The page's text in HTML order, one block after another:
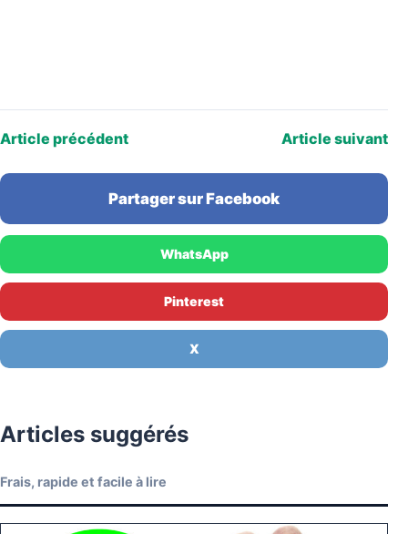
Article précédent Article suivant
Partager sur Facebook
WhatsApp
Pinterest
X
Articles suggérés
Frais, rapide et facile à lire